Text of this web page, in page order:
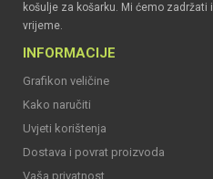
košulje za košarku. Mi ćemo
vrijeme.
INFORMACIJE
Grafikon veličine
Kako naručiti
Uvjeti korištenja
Dostava i povrat proizvoda
Vaša privatnost